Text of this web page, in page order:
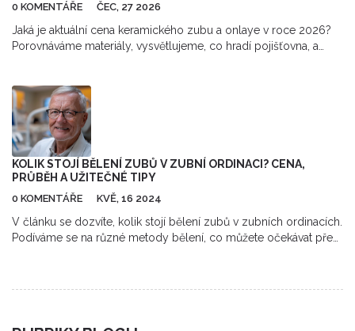
0 KOMENTÁŘE ČEC, 27 2026
Jaká je aktuální cena keramického zubu a onlaye v roce 2026?
Porovnáváme materiály, vysvětlujeme, co hradí pojišťovna, a
KOLIK STOJÍ BĚLENÍ ZUBŮ V ZUBNÍ ORDINACI? CENA,
PRŮBĚH A UŽITEČNÉ TIPY
0 KOMENTÁŘE KVĚ, 16 2024
V článku se dozvíte, kolik stojí bělení zubů v zubních ordinacích.
Podíváme se na různé metody bělení, co můžete očekávat před